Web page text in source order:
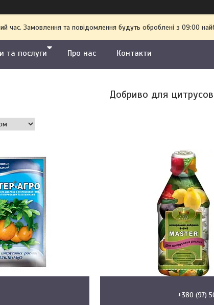
час. Замовлення та повідомлення будуть оброблені з 09:00
та послуги Про нас Контакти
Добриво для
+380 (97)